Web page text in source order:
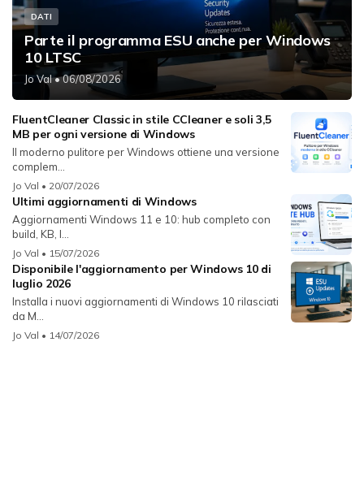
DATI
Parte il programma ESU anche per Windows
10 LTSC
Jo Val• 06/08/2026
FluentCleaner Classic in stile CCleaner e soli 3,5
MB per ogni versione di Windows
Il moderno pulitore per Windows ottiene una versione
complem...
Jo Val • 20/07/2026
Ultimi aggiornamenti di Windows
Aggiornamenti Windows 11 e 10: hub completo con
build, KB, l...
Jo Val • 15/07/2026
Disponibile l'aggiornamento per Windows 10 di
luglio 2026
Installa i nuovi aggiornamenti di Windows 10 rilasciati
da M...
Jo Val • 14/07/2026